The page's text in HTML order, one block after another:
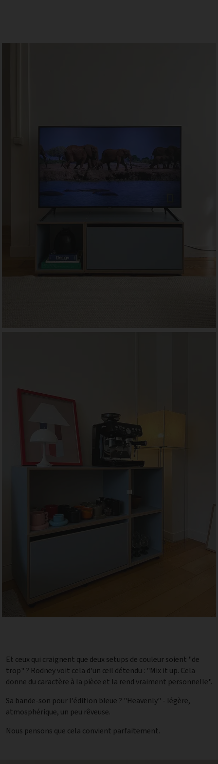
Et ceux qui craignent que deux setups de couleur soient "de
trop" ? Rodney voit cela d'un œil détendu : "Mix it up. Cela
donne du caractère à la pièce et la rend vraiment personnelle".
Sa bande-son pour l'édition bleue ? "Heavenly" - légère,
atmosphérique, un peu rêveuse.
Nous pensons que cela convient parfaitement.